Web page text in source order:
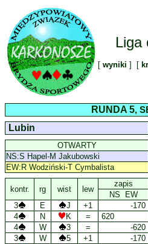
Liga
[ wyniki ] [
RUNDA 5,
Lubin
OTWARTY
NS:S Hapel-M Jakubowski
EW:R Wodziński-T Cymbalista
kontr. rg wist lew
zapis
NS EW
3
E J +1 -170
4
N K = 620
4
W 3 = -620
3
W 5 +1 -170